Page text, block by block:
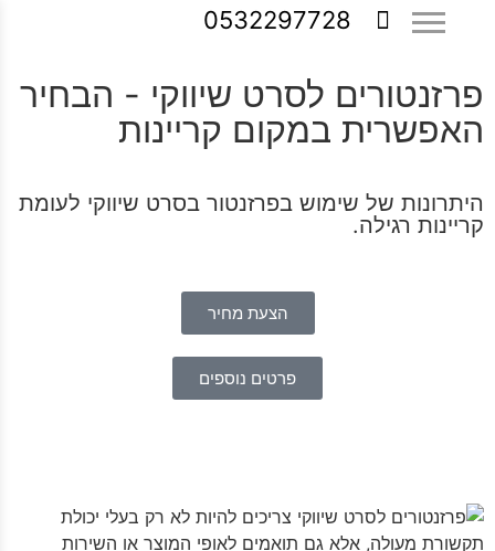
0532297728
פרזנטורים לסרט שיווקי - הבחיר
האפשרית במקום קריינות
היתרונות של שימוש בפרזנטור בסרט שיווקי לעומת
קריינות רגילה.
הצעת מחיר
פרטים נוספים